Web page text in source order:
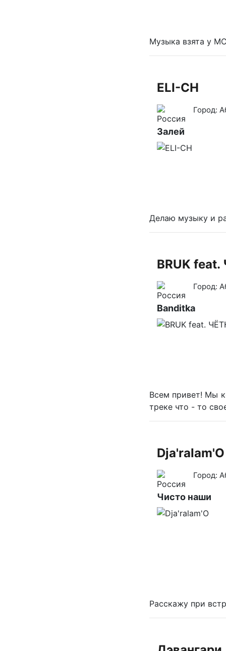
Музыка взята у
ELI-CH
Город:
Залей
Делаю музыку и
BRUK
Город:
Banditka
Всем привет! Мы
треке что - то
Dja'ralam'О
Город:
Чисто наши
Расскажу при